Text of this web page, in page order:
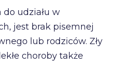
udziału w
jest brak pisemnej
lub rodziców. Zły
choroby także